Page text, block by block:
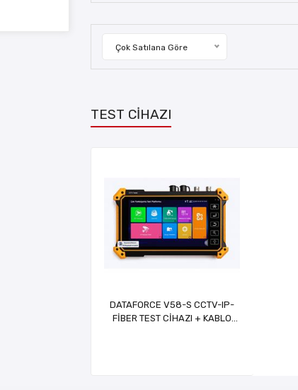
Çok Satılana Göre
TEST CİHAZI
DATAFORCE V58-S CCTV-IP-
FİBER TEST CİHAZI + KABLO